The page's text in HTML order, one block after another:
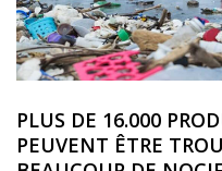
PLUS DE 16.000
PEUVENT ÊTRE